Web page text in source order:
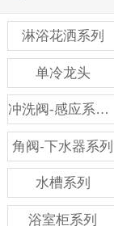
淋浴花洒系列
单冷龙头
冲洗阀-感应系列系列
角阀-下水器系列
水槽系列
浴室柜系列